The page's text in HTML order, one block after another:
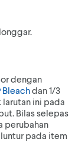
dengan
dan 1/3
ini pada
Bilas selepas
perubahan
pada item